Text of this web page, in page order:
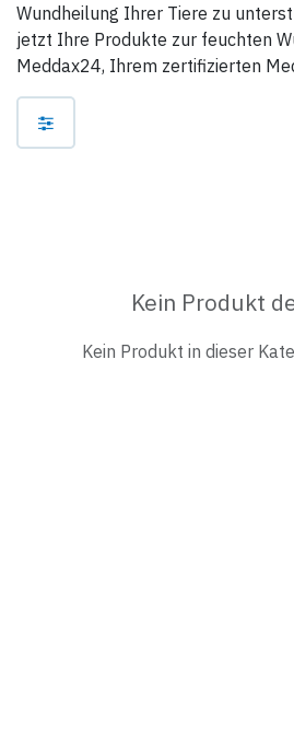
Wundheilung Ihrer Tiere zu
jetzt Ihre Produkte zur feuchten
Meddax24, Ihrem zertifizierten
Kein Produkt
Kein Produkt in dieser